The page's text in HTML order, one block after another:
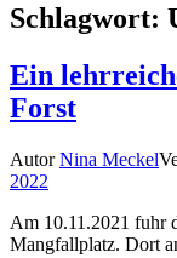
Schlagwort:
Ein
Forst
AutorNina Meckel
2022
Am 10.11.2021 fuhr
Mangfallplatz. Dort